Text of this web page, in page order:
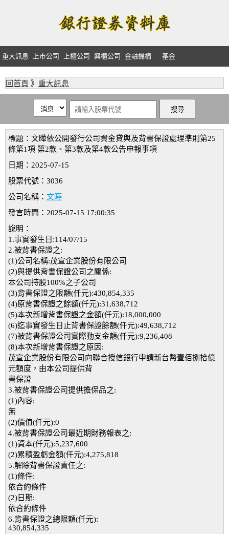
重大訊息 上市公司 上櫃公司 興櫃公司 金融機構 基金
回首頁 》 重大訊息
標題：文曄依公開發行公司資金貸與及背書保證處理準則第25
條第1項 第2款、第3款及第4款公告申報事項
日期：2025-07-15
股票代號：3036
公司名稱： 文曄
發言時間：2025-07-15 17:00:35
說明：
1.事實發生日:114/07/15
2.被背書保證之:
(1)公司名稱:茂宣企業股份有限公司
(2)與提供背書保證公司之關係:
本公司持股100%之子公司
(3)背書保證之限額(仟元):430,854,335
(4)原背書保證之餘額(仟元):31,638,712
(5)本次新增背書保證之金額(仟元):18,000,000
(6)迄事實發生日止背書保證餘額(仟元):49,638,712
(7)被背書保證公司實際動支金額(仟元):9,236,408
(8)本次新增背書保證之原因:
茂宣企業股份有限公司向聯合授信銀行申請新台幣壹佰捌拾億
元額度，由本公司提供背
書保證
3.被背書保證公司提供擔保品之:
(1)內容:
無
(2)價值(仟元):0
4.被背書保證公司最近期財務報表之:
(1)資本(仟元):5,237,600
(2)累積盈虧金額(仟元):4,275,818
5.解除背書保證責任之:
(1)條件:
依合約條件
(2)日期:
依合約條件
6.背書保證之總限額(仟元):
430,854,335